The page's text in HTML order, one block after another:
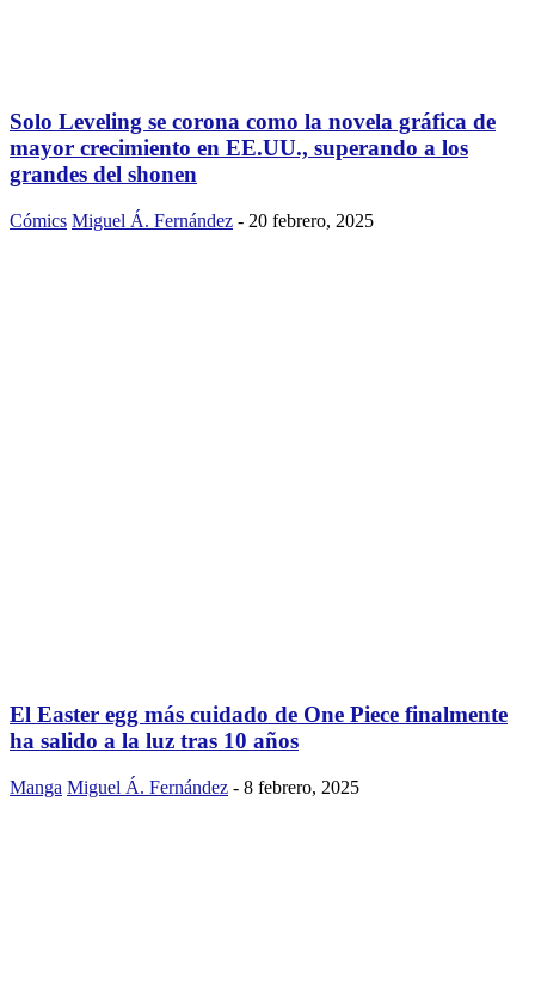
Solo Leveling se corona como la novela gráfica de
mayor crecimiento en EE.UU., superando a los
grandes del shonen
Cómics Miguel Á. Fernández - 20 febrero, 2025
El Easter egg más cuidado de One Piece finalmente
ha salido a la luz tras 10 años
Manga Miguel Á. Fernández - 8 febrero, 2025